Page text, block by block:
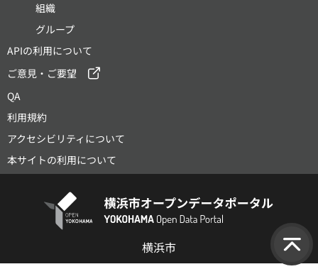
組織
グループ
APIの利用について
ご意見・ご要望
QA
利用規約
アクセシビリティについて
本サイトの利用について
横浜市